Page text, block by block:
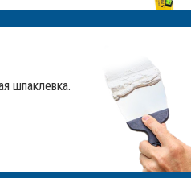
шпаклевка.